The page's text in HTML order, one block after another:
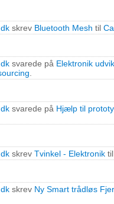
skrev Bluetooth Mesh til
svarede på Elektronik
svarede på Hjælp til
skrev Tvinkel - Elektronik
skrev Ny Smart trådløs